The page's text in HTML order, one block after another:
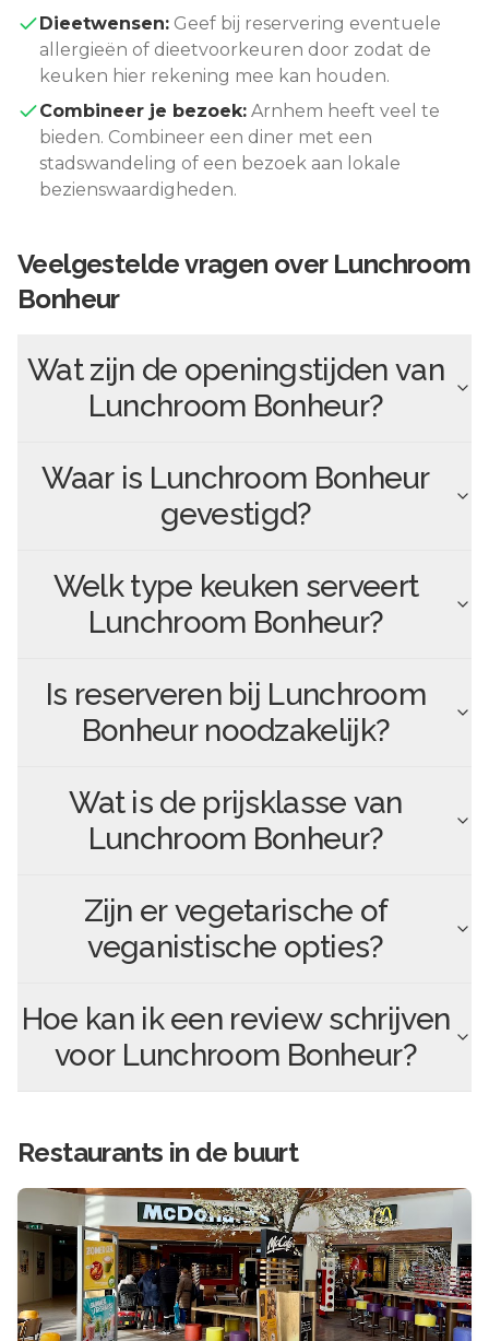
Dieetwensen: Geef bij reservering eventuele
allergieën of dieetvoorkeuren door zodat de
keuken hier rekening mee kan houden.
Combineer je bezoek: Arnhem heeft veel te
bieden. Combineer een diner met een
stadswandeling of een bezoek aan lokale
bezienswaardigheden.
Veelgestelde vragen over Lunchroom
Bonheur
Wat zijn de openingstijden van
Lunchroom Bonheur?
Waar is Lunchroom Bonheur
gevestigd?
Welk type keuken serveert
Lunchroom Bonheur?
Is reserveren bij Lunchroom
Bonheurnoodzakelijk?
Wat is de prijsklasse van
Lunchroom Bonheur?
Zijn er vegetarische of
veganistische opties?
Hoe kan ik een review schrijven
voor Lunchroom Bonheur?
Restaurants in de buurt